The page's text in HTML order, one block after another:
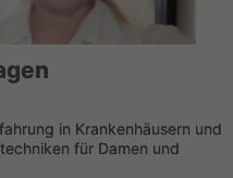
in Krankenhäusern und
für Damen und